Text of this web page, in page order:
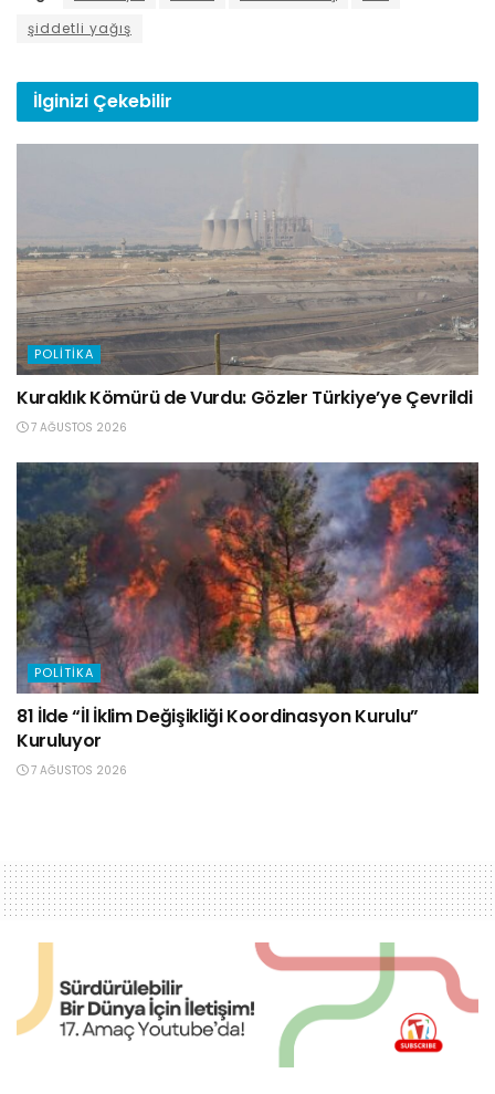
şiddetli yağış
İlginizi Çekebilir
POLITIKA
Kuraklık Kömürü de Vurdu: Gözler Türkiye’ye Çevrildi
7 AĞUSTOS 2026
POLITIKA
81 İlde “İl İklim Değişikliği Koordinasyon Kurulu”
Kuruluyor
7 AĞUSTOS 2026